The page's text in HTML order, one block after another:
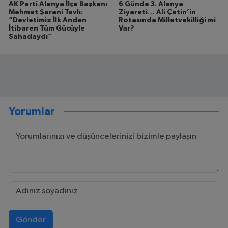
AK Parti Alanya İlçe Başkanı
Mehmet Şarani Tavlı:
“Devletimiz İlk Andan
İtibaren Tüm Gücüyle
Sahadaydı”
6 Günde 3. Alanya
Ziyareti… Ali Çetin’in
Rotasında Milletvekilliği mi
Var?
Yorumlar
Gönder